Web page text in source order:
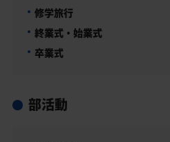
修学旅行
終業式・始業式
卒業式
部活動